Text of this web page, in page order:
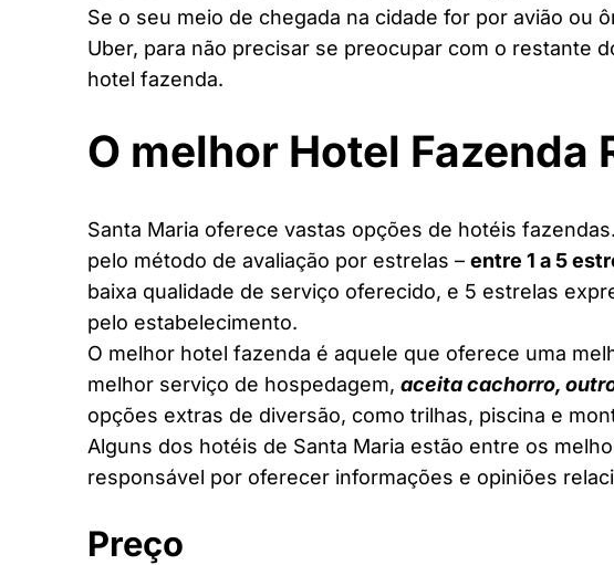
Se o seu meio de chegada na cidade for por avião ou
Uber, para não precisar se preocupar com o restante
hotel fazenda.
O melhor Hotel Fazenda
Santa Maria oferece vastas opções de hotéis
pelo método de avaliação por estrelas – entre 1 a 5
baixa qualidade de serviço oferecido, e 5 estrelas
pelo estabelecimento.
O melhor hotel fazenda é aquele que oferece uma
melhor serviço de hospedagem, aceita cachorro,
opções extras de diversão, como trilhas, piscina e
Alguns dos hotéis de Santa Maria estão entre os
responsável por oferecer informações e opiniões
Preço